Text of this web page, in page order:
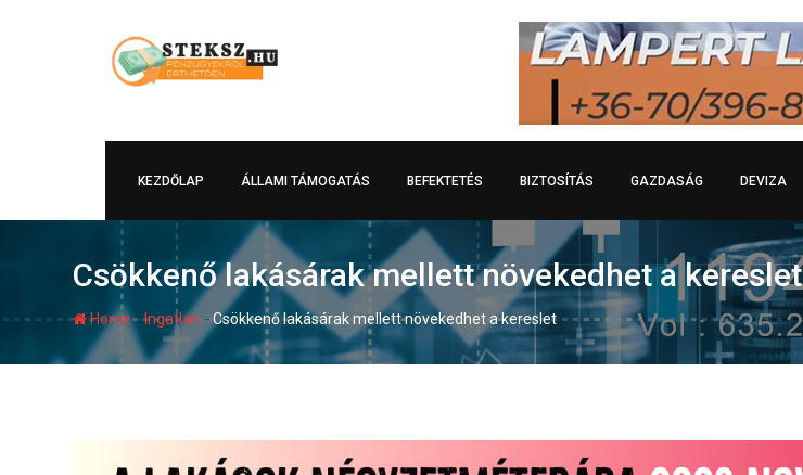
KEZDŐLAP ÁLLAMI TÁMOGATÁS BEFEKTETÉS BIZTOSÍTÁS GAZDASÁG DEVIZA
Csökkenő lakásárak mellett növekedhet a kereslet
Home-Ingatlan -Csökkenő lakásárak mellett növekedhet a kereslet